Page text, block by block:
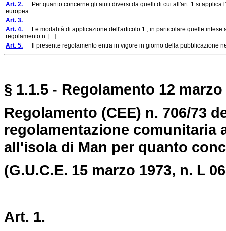
Art. 2. Per quanto concerne gli aiuti diversi da quelli di cui all'art. 1 si applica
europea.
Art. 3.
Art. 4. Le modalità di applicazione dell'articolo 1 , in particolare quelle intese
regolamento n. [...]
Art. 5. Il presente regolamento entra in vigore in giorno della pubblicazione
§ 1.1.5 - Regolamento 12 marzo
Regolamento (CEE) n. 706/73
regolamentazione comunitaria
all'isola di Man per quanto
(G.U.C.E. 15 marzo 1973, n. L
Art. 1.